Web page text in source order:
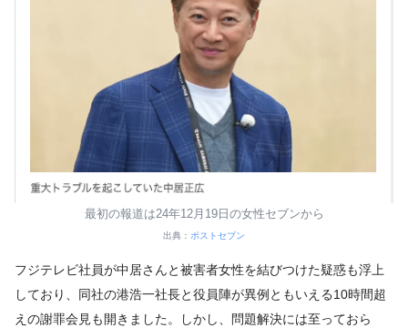
最初の報道は24年12月19日の女性セブンから
出典： ポストセブン
フジテレビ社員が中居さんと被害者女性を結びつけた疑惑も浮上
しており、同社の港浩一社長と役員陣が異例ともいえる10時間超
えの謝罪会見も開きました。しかし、問題解決には至っておら